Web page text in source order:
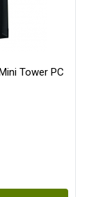
Tower PC